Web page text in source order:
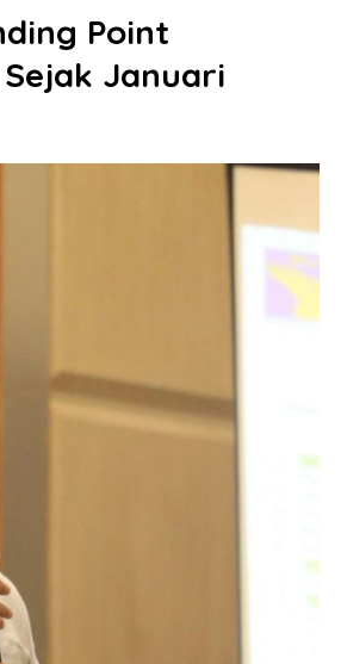
Point
Januari